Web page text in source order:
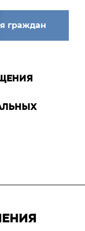
граждан